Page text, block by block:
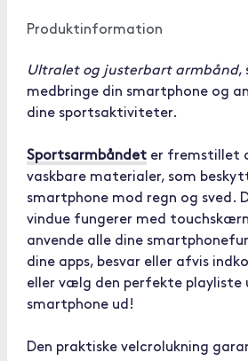
Produktinformation
Ultralet og justerbart armbånd,
medbringe din smartphone og
dine sportsaktiviteter.
Sportsarmbåndet er fremstillet
vaskbare materialer, som
smartphone mod regn og sved.
vindue fungerer med
anvende alle dine
dine apps, besvar eller afvis
eller vælg den perfekte playliste
smartphone ud!
Den praktiske velcrolukning